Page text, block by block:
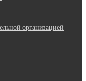
организацией